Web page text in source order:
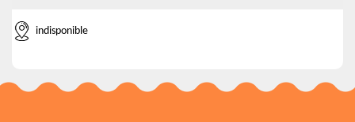
indisponible